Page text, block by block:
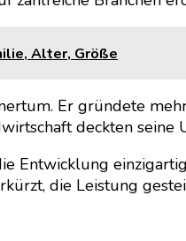
Alter, Größe
Er gründete
deckten seine
Entwicklung
die Leistung